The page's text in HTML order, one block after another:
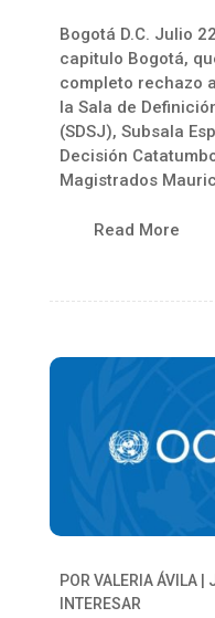
Bogotá D.C. Julio
capitulo Bogotá,
completo rechazo
la Sala de
(SDSJ), Subsala
Decisión
Magistrados
Read More
POR VALERIA ÁVILA|
INTERESAR